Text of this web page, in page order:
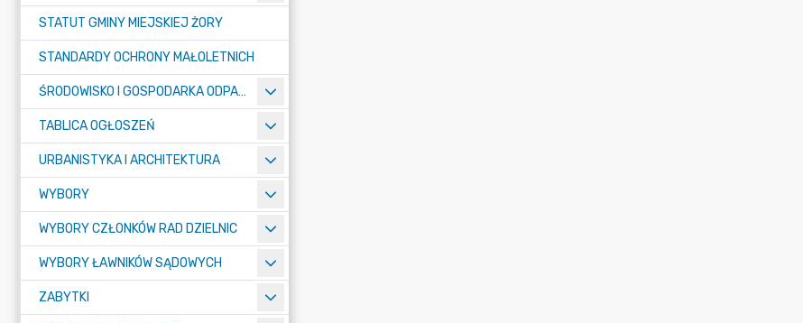
STATUT GMINY MIEJSKIEJ ŻORY
STANDARDY OCHRONY MAŁOLETNICH
ŚRODOWISKO I GOSPODARKA ODPADAMI
TABLICA OGŁOSZEŃ
URBANISTYKA I ARCHITEKTURA
WYBORY
WYBORY CZŁONKÓW RAD DZIELNIC
WYBORY ŁAWNIKÓW SĄDOWYCH
ZABYTKI